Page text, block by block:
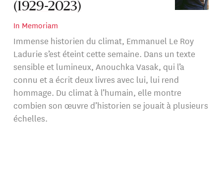
(1929-2023)
In Memoriam
Immense historien du climat, Emmanuel Le Roy
Ladurie s’est éteint cette semaine. Dans un texte
sensible et lumineux, Anouchka Vasak, qui l’a
connu et a écrit deux livres avec lui, lui rend
hommage. Du climat à l’humain, elle montre
combien son œuvre d’historien se jouait à plusieurs
échelles.